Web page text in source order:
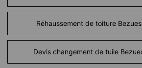
Réhaussement de toiture
Devis changement de tuile